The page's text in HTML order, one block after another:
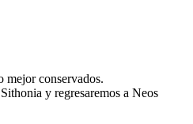
mejor conservados.
y regresaremos a Neos